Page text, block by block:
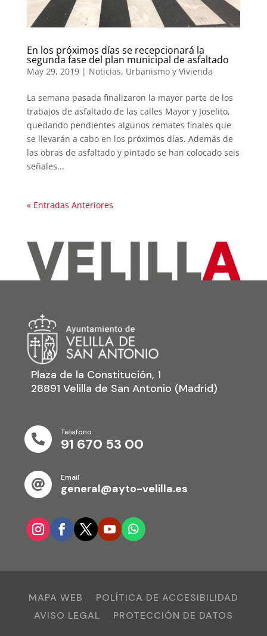
En los próximos días se recepcionará la
segunda fase del plan municipal de asfaltado
May 29, 2019| Noticias, Urbanismo y Vivienda
La semana pasada finalizaron la mayor parte de los
trabajos de asfaltado de las calles Mayor y Joselito,
quedando pendientes algunos remates finales que
se llevarán a cabo en los próximos días. Además de
las obras de asfaltado y pintado se han colocado seis
señales...
« Entradas Anteriores
Plaza de la Constitución, 1
28891 Velilla de San Antonio (Madrid)

Telefono
91 670 53 00

Email
general@ayto-velilla.es
MAPA WEB
POLÍTICA DE ACCESIBILIDAD
AVISO LEGAL
PROTECCIÓN DE DATOS